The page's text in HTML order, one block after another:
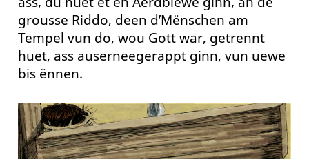
grousse Riddo, deen d’Mënschen am
Tempel vun do, wou Gott war, getrennt
huet, ass auserneegerappt ginn, vun uewe
bis ënnen.